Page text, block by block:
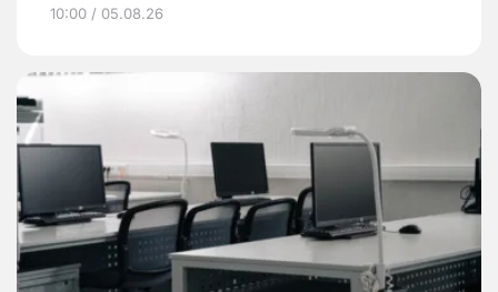
10:00 / 05.08.26